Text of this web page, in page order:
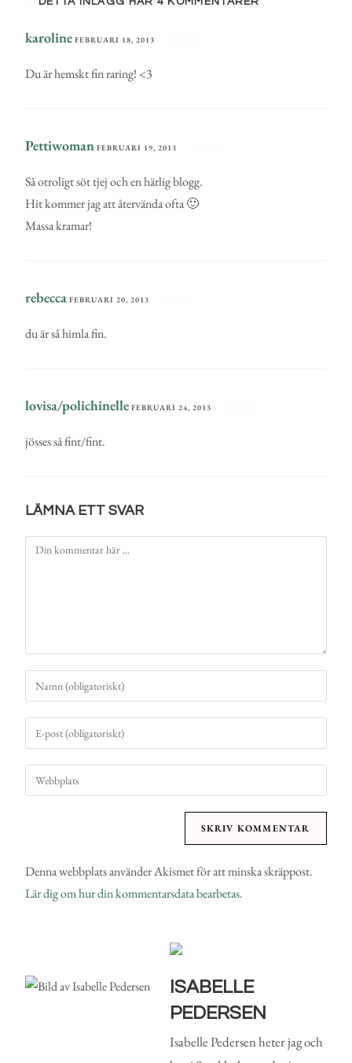
karoline FEBRUARI 18, 2013
Du är hemskt fin raring! <3
Pettiwoman FEBRUARI 19, 2013
Så otroligt söt tjej och en härlig blogg.
Hit kommer jag att återvända ofta 🙂
Massa kramar!
rebecca FEBRUARI 20, 2013
du är så himla fin.
lovisa/polichinelle FEBRUARI 24, 2013
jösses så fint/fint.
LÄMNA ETT SVAR
Denna webbplats använder Akismet för att minska skräppost.
Lär dig om hur din kommentarsdata bearbetas.
ISABELLE
PEDERSEN
Isabelle Pedersen heter jag och